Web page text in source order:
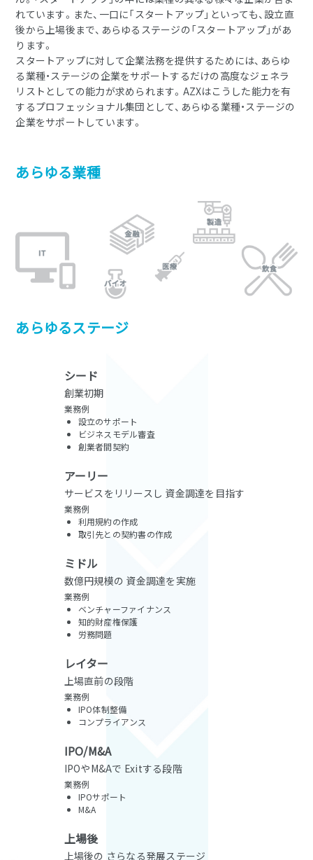
れています。また、一口に「スタートアップ」といっても、設立直
後から上場後まで、あらゆるステージの「スタートアップ」があ
ります。
スタートアップに対して企業法務を提供するためには、あらゆ
る業種・ステージの企業をサポートするだけの高度なジェネラ
リストとしての能力が求められます。AZXはこうした能力を有
するプロフェッショナル集団として、あらゆる業種・ステージの
企業をサポートしています。
あらゆる業種
あらゆるステージ
シード
創業初期
業務例
設立のサポート
ビジネスモデル審査
創業者間契約
アーリー
サービスをリリースし 資金調達を目指す
業務例
利用規約の作成
取引先との契約書の作成
ミドル
数億円規模の 資金調達を実施
業務例
ベンチャーファイナンス
知的財産権保護
労務問題
レイター
上場直前の段階
業務例
IPO体制整備
コンプライアンス
IPO/M&A
IPOやM&Aで Exitする段階
業務例
IPOサポート
M&A
上場後
上場後の さらなる発展ステージ